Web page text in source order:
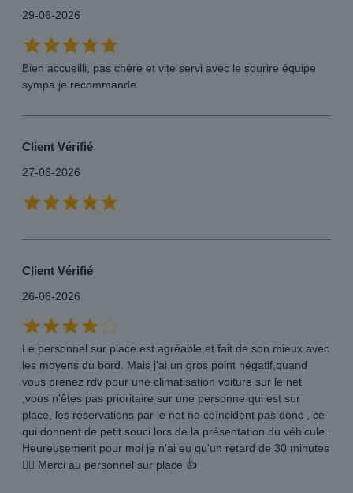
29-06-2026
Bien accueilli, pas chère et vite servi avec le sourire équipe
sympa je recommande
Client Vérifié
27-06-2026
Client Vérifié
26-06-2026
Le personnel sur place est agréable et fait de son mieux avec
les moyens du bord. Mais j'ai un gros point négatif,quand
vous prenez rdv pour une climatisation voiture sur le net
,vous n'êtes pas prioritaire sur une personne qui est sur
place, les réservations par le net ne coïncident pas donc , ce
qui donnent de petit souci lors de la présentation du véhicule .
Heureusement pour moi je n'ai eu qu'un retard de 30 minutes
😵‍💫 Merci au personnel sur place 👍